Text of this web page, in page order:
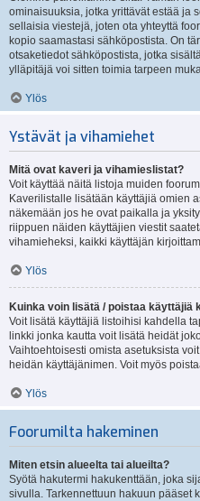
ominaisuuksia, jotka yrittävät estää ja
sellaisia viestejä, joten ota yhteyttä
kopio saamastasi sähköpostista. On
otsaketiedot sähköpostista, jotka
ylläpitäjä voi sitten toimia tarpeen
Ylös
Ystävät ja vihamiehet
Mitä ovat kaveri ja vihamieslistat?
Voit käyttää näitä listoja muiden
Kaverilistalle lisätään käyttäjiä omien
näkemään jos he ovat paikalla ja
riippuen näiden käyttäjien viestit
vihamieheksi, kaikki käyttäjän
Ylös
Kuinka voin lisätä / poistaa käyttäjiä
Voit lisätä käyttäjiä listoihisi kahdella
linkki jonka kautta voit lisätä heidät
Vaihtoehtoisesti omista asetuksista
heidän käyttäjänimen. Voit myös
Ylös
Foorumilta hakeminen
Miten etsin alueelta tai alueilta?
Syötä hakutermi hakukenttään, joka
sivulla. Tarkennettuun hakuun pääset